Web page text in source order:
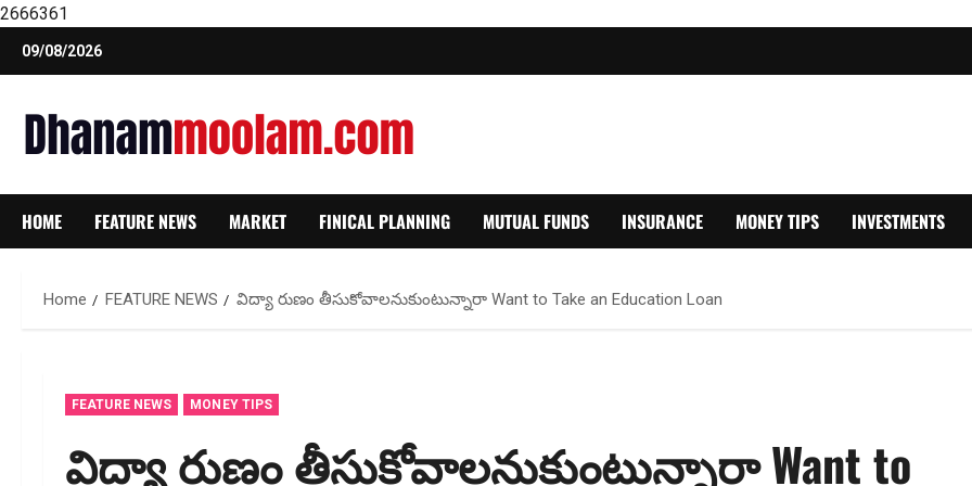
2666361
Skip
09/08/2026
HOME FEATURE NEWS MARKET FINICAL PLANNING MUTUAL FUNDS INSURANCE MONEY TIPS INVESTMENTS
Home FEATURE NEWS విద్యా రుణం తీసుకోవాలనుకుంటున్నారా Want to Take an Education Loan
FEATURE NEWS MONEY TIPS
విద్యా రుణం తీసుకోవాలనుకుంటున్నారా Want to